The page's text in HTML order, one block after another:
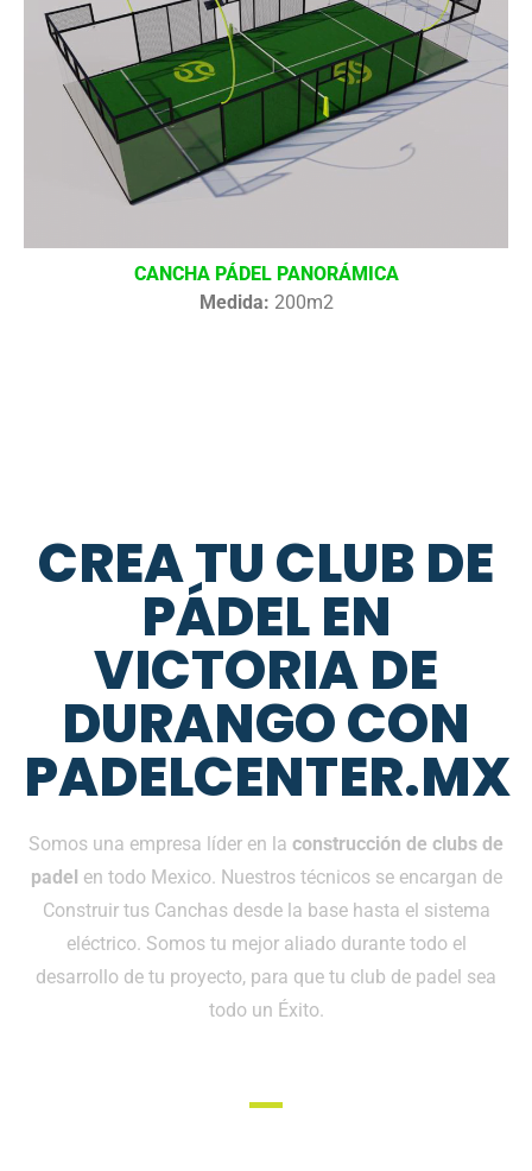
CANCHA PÁDEL PANORÁMICA
Medida: 200m2
CREA TU CLUB DE
PÁDEL EN
VICTORIA DE
DURANGO CON
PADELCENTER.MX
Somos una empresa líder en la construcción de clubs de
padel en todo Mexico. Nuestros técnicos se encargan de
Construir tus Canchas desde la base hasta el sistema
eléctrico. Somos tu mejor aliado durante todo el
desarrollo de tu proyecto, para que tu club de padel sea
todo un Éxito.